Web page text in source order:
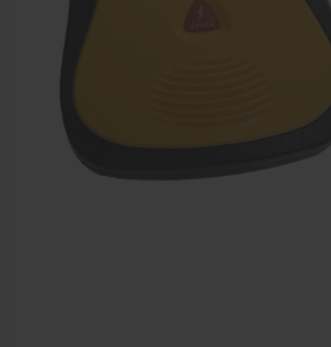
Brandwonden verzorging
Handschoenen en bescherming
Medische hulpmiddelen
Veiligheidshesjes